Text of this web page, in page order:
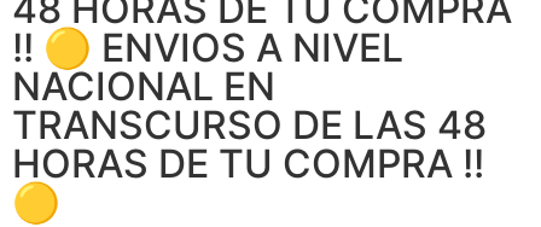
!! 🟡 ENVIOS A NIVEL
NACIONAL EN
TRANSCURSO DE LAS 48
HORAS DE TU COMPRA !!
🟡